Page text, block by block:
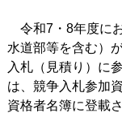
令和7・8年度に
水道部等を含む）
入札（見積り）に
は、競争入札参加
資格者名簿に登載